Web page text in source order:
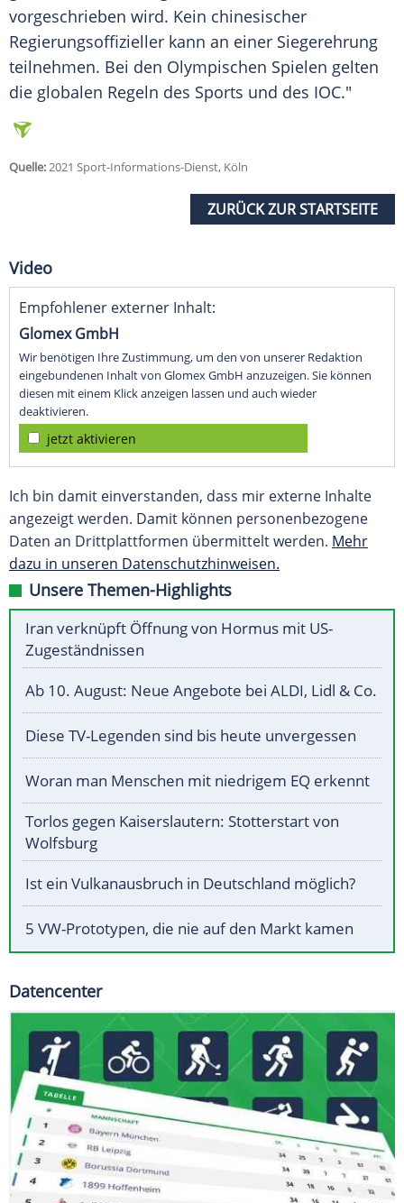
vorgeschrieben wird. Kein chinesischer
Regierungsoffizieller kann an einer Siegerehrung
teilnehmen. Bei den Olympischen Spielen gelten
die globalen Regeln des Sports und des IOC."
Quelle:2021 Sport-Informations-Dienst, Köln
ZURÜCK ZUR STARTSEITE
Video
Empfohlener externer Inhalt:
Glomex GmbH
Wir benötigen Ihre Zustimmung, um den von unserer Redaktion
eingebundenen Inhalt von Glomex GmbH anzuzeigen. Sie können
diesen mit einem Klick anzeigen lassen und auch wieder
deaktivieren.
jetzt aktivieren
Ich bin damit einverstanden, dass mir externe Inhalte
angezeigt werden. Damit können personenbezogene
Daten an Drittplattformen übermittelt werden. Mehr
dazu in unseren Datenschutzhinweisen.
Unsere Themen-Highlights
Iran verknüpft Öffnung von Hormus mit US-
Zugeständnissen
Ab 10. August: Neue Angebote bei ALDI, Lidl & Co.
Diese TV-Legenden sind bis heute unvergessen
Woran man Menschen mit niedrigem EQ erkennt
Torlos gegen Kaiserslautern: Stotterstart von
Wolfsburg
Ist ein Vulkanausbruch in Deutschland möglich?
5 VW-Prototypen, die nie auf den Markt kamen
Datencenter